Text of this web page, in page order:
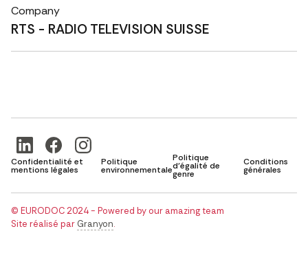
Company
RTS - RADIO TELEVISION SUISSE
Confidentialité et
mentions légales
Politique
environnementale
Politique
d'égalité de
genre
Conditions
générales
© EURODOC 2024 - Powered by our amazing team
Site réalisé par Granyon.